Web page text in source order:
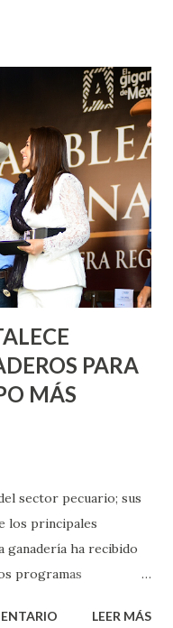
Leo Montañez
cerca de 90 mil
inicio en la calle
22 de Octubre, con
Posteriormente se
Señora de la
27 de Septiembre, en
en la comunidad
de...
PARA
MÁS
sector pecuario; sus
los principales
ganadería ha recibido
programas
al campo, la
LEER MÁS